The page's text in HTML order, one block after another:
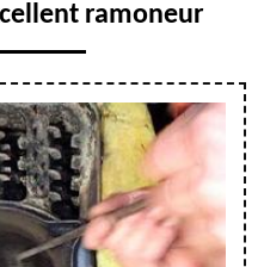
ramoneur